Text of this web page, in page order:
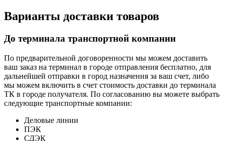
Варианты доставки товаров
До терминала транспортной компании
По предварительной договоренности мы можем доставить
ваш заказ на терминал в городе отправления бесплатно, для
дальнейшей отправки в город назначения за ваш счет, либо
мы можем включить в счет стоимость доставки до терминала
ТК в городе получателя. По согласованию вы можете выбрать
следующие транспортные компании:
Деловые линии
ПЭК
СДЭК